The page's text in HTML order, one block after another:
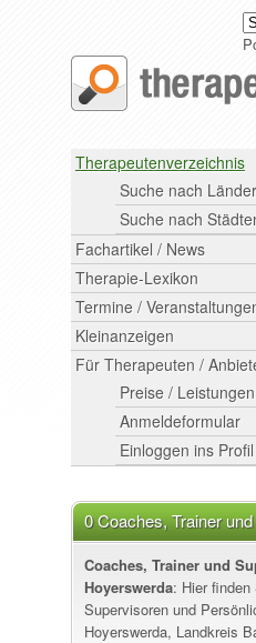
Therapeutenverzeichnis
Suche nach
Suche nach
Fachartikel / News
Therapie-Lexikon
Termine /
Kleinanzeigen
Für Therapeuten /
Preise / Leistungen
Anmeldeformular
Einloggen ins Profil
0 Coaches, Trainer
Hoyerswerda
Coaches, Trainer und
Hoyerswerda: Hier finden
Supervisoren und
Hoyerswerda, Landkreis